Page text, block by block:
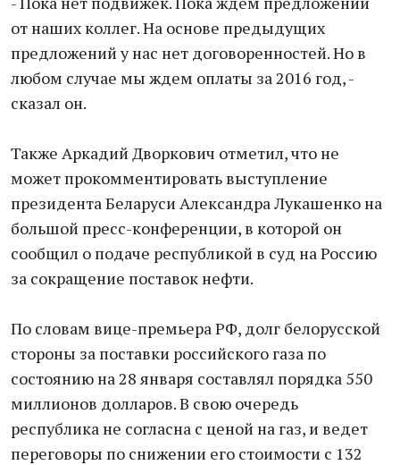
от наших коллег. На основе предыдущих
предложений у нас нет договоренностей. Но в
любом случае мы ждем оплаты за 2016 год, -
сказал он.
Также Аркадий Дворкович отметил, что не
может прокомментировать выступление
президента Беларуси Александра Лукашенко на
большой пресс-конференции, в которой он
сообщил о подаче республикой в суд на Россию
за сокращение поставок нефти.
По словам вице-премьера РФ, долг белорусской
стороны за поставки российского газа по
состоянию на 28 января составлял порядка 550
миллионов долларов. В свою очередь
республика не согласна с ценой на газ, и ведет
переговоры по снижении его стоимости с 132